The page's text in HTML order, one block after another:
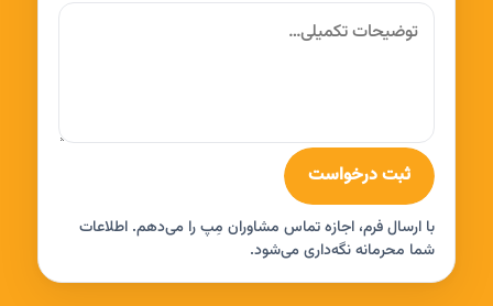
ثبت درخواست
با ارسال فرم، اجازه تماس مشاوران مِپ را می‌دهم. اطلاعات
شما محرمانه نگه‌داری می‌شود.